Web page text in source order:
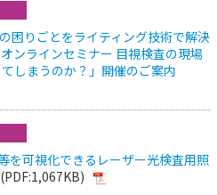
困りごとをライティング技術で解決
ンラインセミナー 目視検査の現場
しまうのか？」開催のご案内
を可視化できるレーザー光検査用照
(PDF:1,067KB)